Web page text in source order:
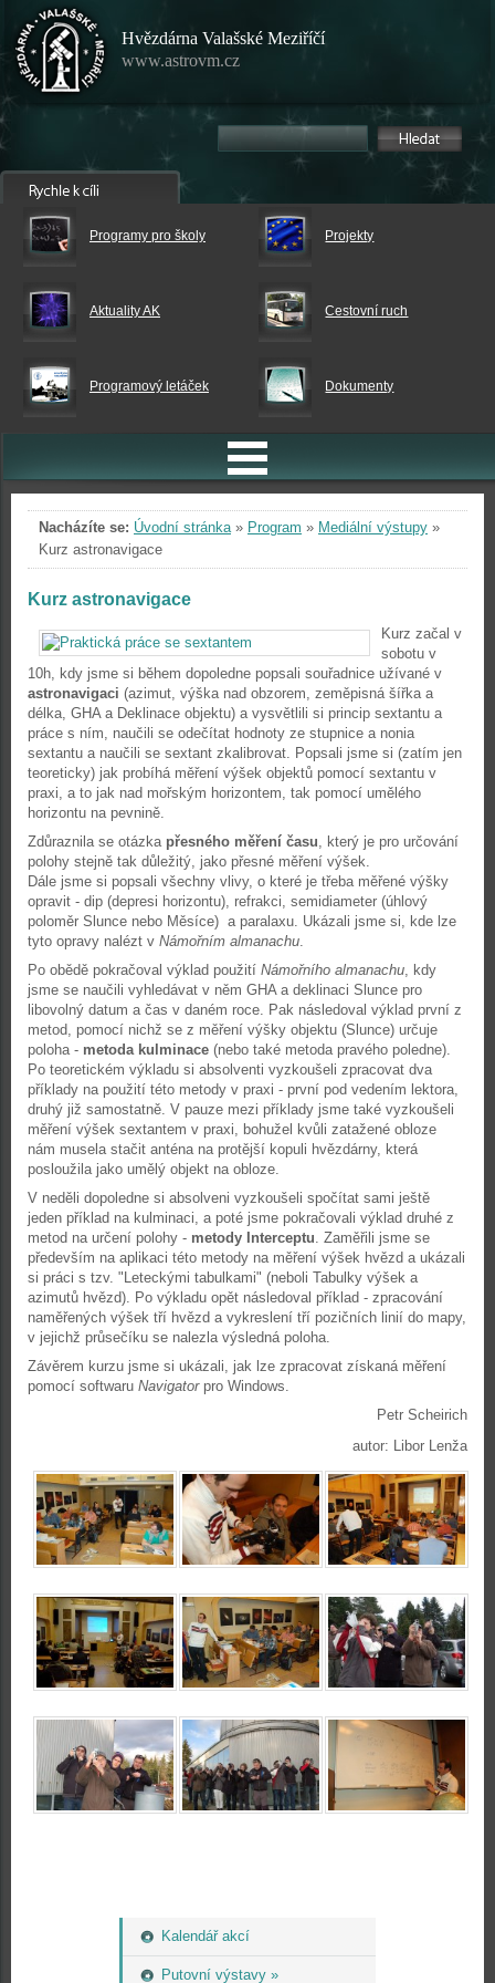
Hvězdárna Valašské Meziříčí
www.astrovm.cz
Programy pro školy Projekty
Aktuality AK Cestovní ruch
Programový letáček Dokumenty
Kalendář akcí
Putovní výstavy »
Nacházíte se: Úvodní stránka» Program » Mediální výstupy »
Kurz astronavigace
Kurz astronavigace
Kurz začal v
sobotu v
10h, kdy jsme si během dopoledne popsali souřadnice užívané v
astronavigaci (azimut, výška nad obzorem, zeměpisná šířka a
délka, GHA a Deklinace objektu) a vysvětlili si princip sextantu a
práce s ním, naučili se odečítat hodnoty ze stupnice a nonia
sextantu a naučili se sextant zkalibrovat. Popsali jsme si (zatím jen
teoreticky) jak probíhá měření výšek objektů pomocí sextantu v
praxi, a to jak nad mořským horizontem, tak pomocí umělého
horizontu na pevnině.
Zdůraznila se otázkapřesného měření času, který je pro určování
polohy stejně tak důležitý, jako přesné měření výšek.
Dále jsme si popsali všechny vlivy, o které je třeba měřené výšky
opravit - dip (depresi horizontu), refrakci, semidiameter (úhlový
poloměr Slunce nebo Měsíce) a paralaxu. Ukázali jsme si, kde lze
tyto opravy nalézt v Námořním almanachu.
Po obědě pokračoval výklad použití Námořního almanachu, kdy
jsme se naučili vyhledávat v něm GHA a deklinaci Slunce pro
libovolný datum a čas v daném roce. Pak následoval výklad první z
metod, pomocí nichž se z měření výšky objektu (Slunce) určuje
poloha - metoda kulminace (nebo také metoda pravého poledne).
Po teoretickém výkladu si absolventi vyzkoušeli zpracovat dva
příklady na použití této metody v praxi - první pod vedením lektora,
druhý již samostatně. V pauze mezi příklady jsme také vyzkoušeli
měření výšek sextantem v praxi, bohužel kvůli zatažené obloze
nám musela stačit anténa na protější kopuli hvězdárny, která
posloužila jako umělý objekt na obloze.
V neděli dopoledne si absolveni vyzkoušeli spočítat sami ještě
jeden příklad na kulminaci, a poté jsme pokračovali výklad druhé z
metod na určení polohy - metody Interceptu. Zaměřili jsme se
především na aplikaci této metody na měření výšek hvězd a ukázali
si práci s tzv. "Leteckými tabulkami" (neboli Tabulky výšek a
azimutů hvězd). Po výkladu opět následoval příklad - zpracování
naměřených výšek tří hvězd a vykreslení tří pozičních linií do mapy,
v jejichž průsečíku se nalezla výsledná poloha.
Závěrem kurzu jsme si ukázali, jak lze zpracovat získaná měření
pomocí softwaru Navigator pro Windows.
Petr Scheirich
autor: Libor Lenža